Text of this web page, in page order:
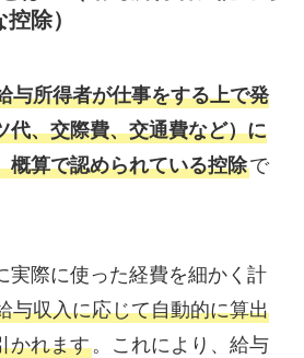
除）
与所得者が仕事をする上で発
代、交際費、交通費など）に
概算で認められている控除で
実際に使った経費を細かく計
与収入に応じて自動的に算出
かれます。これにより、給与